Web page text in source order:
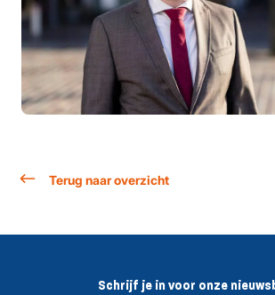
Terug naar overzicht
Schrijf je in voor onze